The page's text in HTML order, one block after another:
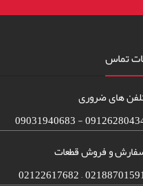
تماس
های ضروری
09126280434 -
و فروش قطعات
02188701591 –